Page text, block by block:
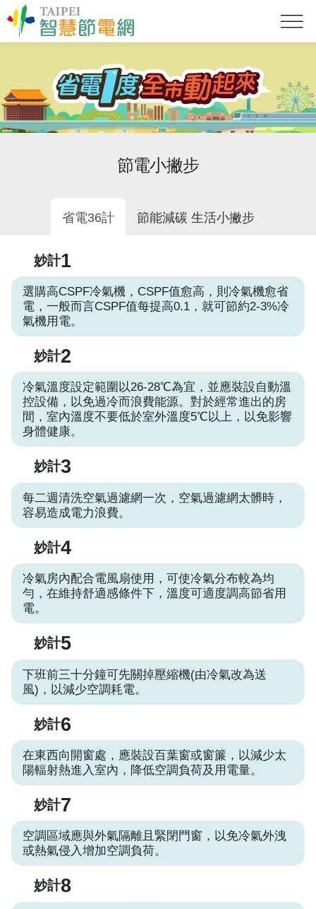
節電小撇步
省電36計 節能減碳 生活小撇步
妙計1
選購高CSPF冷氣機，CSPF值愈高，則冷氣機愈省
電，一般而言CSPF值每提高0.1，就可節約2-3%冷
氣機用電。
妙計2
冷氣溫度設定範圍以26-28℃為宜，並應裝設自動溫
控設備，以免過冷而浪費能源。對於經常進出的房
間，室內溫度不要低於室外溫度5℃以上，以免影響
身體健康。
妙計3
每二週清洗空氣過濾網一次，空氣過濾網太髒時，
容易造成電力浪費。
妙計4
冷氣房內配合電風扇使用，可使冷氣分布較為均
勻，在維持舒適感條件下，溫度可適度調高節省用
電。
妙計5
下班前三十分鐘可先關掉壓縮機(由冷氣改為送
風)，以減少空調耗電。
妙計6
在東西向開窗處，應裝設百葉窗或窗簾，以減少太
陽輻射熱進入室內，降低空調負荷及用電量。
妙計7
空調區域應與外氣隔離且緊閉門窗，以免冷氣外洩
或熱氣侵入增加空調負荷。
妙計8